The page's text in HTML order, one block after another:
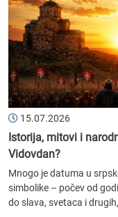
15.07.2026
Istorija, mitovi i
Vidovdan?
Mnogo je datuma u
simbolike – počev od
do slava, svetaca i